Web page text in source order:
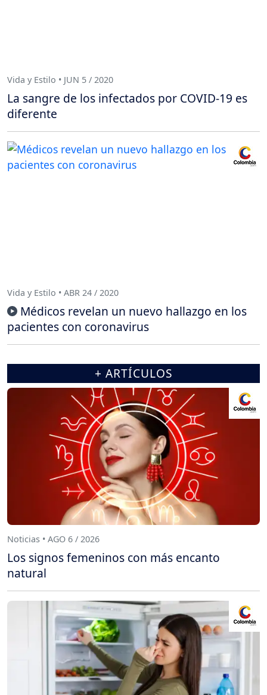
Vida y Estilo • JUN 5 / 2020
La sangre de los infectados por COVID-19 es
diferente
Vida y Estilo • ABR 24 / 2020
Médicos revelan un nuevo hallazgo en los
pacientes con coronavirus
+ ARTÍCULOS
Noticias • AGO 6 / 2026
Los signos femeninos con más encanto
natural